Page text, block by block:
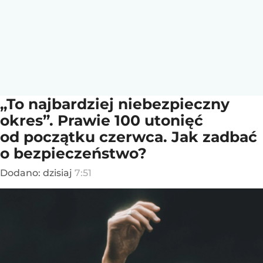
„To najbardziej niebezpieczny
okres”. Prawie 100 utonięć
od początku czerwca. Jak zadbać
o bezpieczeństwo?
Dodano: dzisiaj 7:51